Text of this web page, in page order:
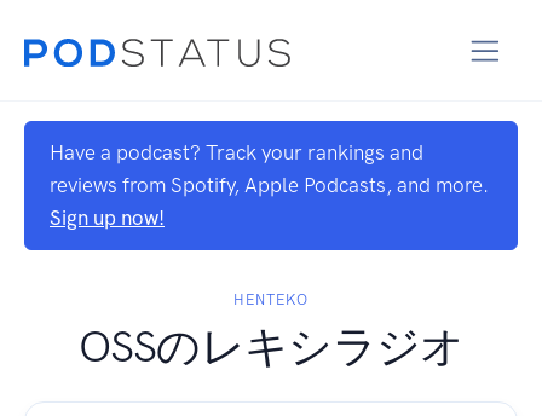
Have a podcast? Track your rankings and
reviews from Spotify, Apple Podcasts, and more.
Sign up now!
HENTEKO
OSSのレキシラジオ